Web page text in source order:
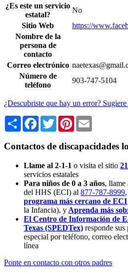
¿Es este un servicio
estatal?
No
Sitio Web
https://
Nombre de la
persona de
contacto
Correo electrónico
Número de
teléfono
903-747-5104
¿Descubriste que hay un error?
Share Facebook
TwitterPinterest
Contactos de discapacidades
Llame al 2-1-1 o visita el sitio
servicios estatales
Para niños de 0 a 3 años, llame
del HHS (ECI) al 877-787-8999,
programa más cercano de ECI
la Infancia), y Aprenda más
El Centro de Información de
Texas (SPEDTex) responde sus
especial por teléfono, correo
línea
Ponte en contacto con otros padres